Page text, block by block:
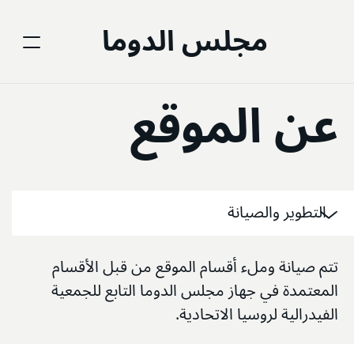
مجلس الدوما
عن الموقع
التطوير والصيانة
تتم صيانة وملء أقسام الموقع من قبل الأقسام
المعتمدة في جهاز مجلس الدوما التابع للجمعية
الفيدرالية لروسيا الاتحادية.